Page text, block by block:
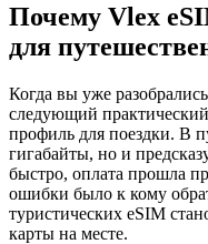
Почему Vlex
для
Когда вы уже
следующий
профиль для поездки. В
гигабайты, но и
быстро, оплата прошла
ошибки было к кому
туристических eSIM
карты на месте.